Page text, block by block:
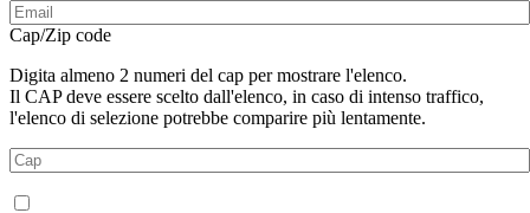
Cap/Zip code
Digita almeno 2 numeri del cap per mostrare l'elenco.
Il CAP deve essere scelto dall'elenco, in caso di intenso traffico,
l'elenco di selezione potrebbe comparire più lentamente.